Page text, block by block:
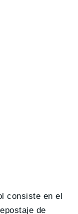
consiste en el
de